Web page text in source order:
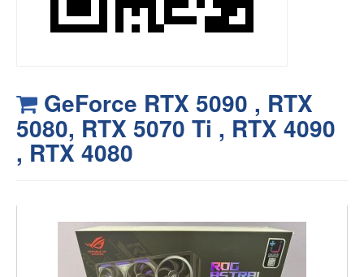
GeForce RTX 5090 , RTX
5080, RTX 5070 Ti , RTX 4090
, RTX 4080